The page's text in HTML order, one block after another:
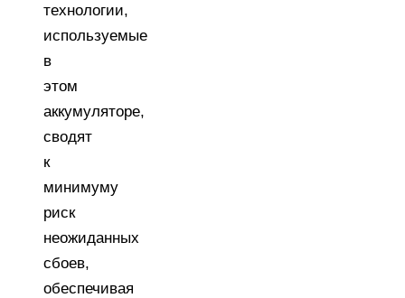
технологии,
используемые
в
этом
аккумуляторе,
сводят
к
минимуму
риск
неожиданных
сбоев,
обеспечивая